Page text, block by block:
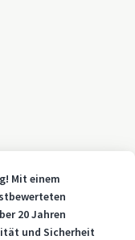
Mit einem
20 Jahren
und Sicherheit